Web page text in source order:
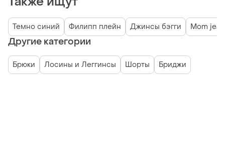
Темно синий Филипп плейн Джинсы бэгги Mom
Другие категории
Брюки Лосины и Леггинсы Шорты Бриджи